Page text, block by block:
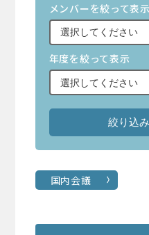
メンバーを絞って表示
年度を絞って表示
国内会議